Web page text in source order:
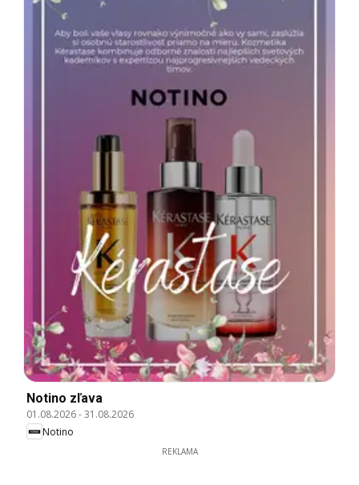
Notino zľava
01.08.2026-31.08.2026
Notino
REKLAMA